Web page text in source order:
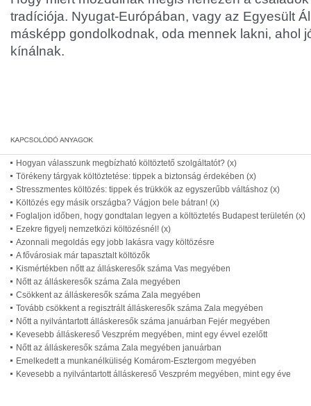
tradíciója. Nyugat-Európában, vagy az Egyesült
másképp gondolkodnak, oda mennek lakni, ahol
kínálnak.
Hogyan válasszunk megbízható költöztető szolgáltatót? (x)
Törékeny tárgyak költöztetése: tippek a biztonság érdekében (x)
Stresszmentes költözés: tippek és trükkök az egyszerűbb váltáshoz (x)
Költözés egy másik országba? Vágjon bele bátran! (x)
Foglaljon időben, hogy gondtalan legyen a költöztetés Budapest területén (x)
Ezekre figyelj nemzetközi költözésnél! (x)
Azonnali megoldás egy jobb lakásra vagy költözésre
A fővárosiak már tapasztalt költözők
Kismértékben nőtt az álláskeresők száma Vas megyében
Nőtt az álláskeresők száma Zala megyében
Csökkent az álláskeresők száma Zala megyében
Tovább csökkent a regisztrált álláskeresők száma Zala megyében
Nőtt a nyilvántartott álláskeresők száma januárban Fejér megyében
Kevesebb álláskereső Veszprém megyében, mint egy évvel ezelőtt
Nőtt az álláskeresők száma Zala megyében januárban
Emelkedett a munkanélküliség Komárom-Esztergom megyében
Kevesebb a nyilvántartott álláskereső Veszprém megyében, mint egy éve